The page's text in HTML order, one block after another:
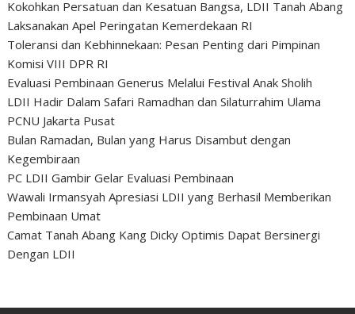
Kokohkan Persatuan dan Kesatuan Bangsa, LDII Tanah Abang
Laksanakan Apel Peringatan Kemerdekaan RI
Toleransi dan Kebhinnekaan: Pesan Penting dari Pimpinan
Komisi VIII DPR RI
Evaluasi Pembinaan Generus Melalui Festival Anak Sholih
LDII Hadir Dalam Safari Ramadhan dan Silaturrahim Ulama
PCNU Jakarta Pusat
Bulan Ramadan, Bulan yang Harus Disambut dengan
Kegembiraan
PC LDII Gambir Gelar Evaluasi Pembinaan
Wawali Irmansyah Apresiasi LDII yang Berhasil Memberikan
Pembinaan Umat
Camat Tanah Abang Kang Dicky Optimis Dapat Bersinergi
Dengan LDII